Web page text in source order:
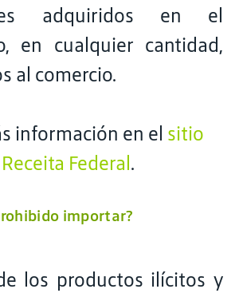
adquiridos en el
en cualquier cantidad,
al comercio.
información en el sitio
Federal .
importar?
los productos ilícitos y